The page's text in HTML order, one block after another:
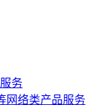
务
网络类产品服务